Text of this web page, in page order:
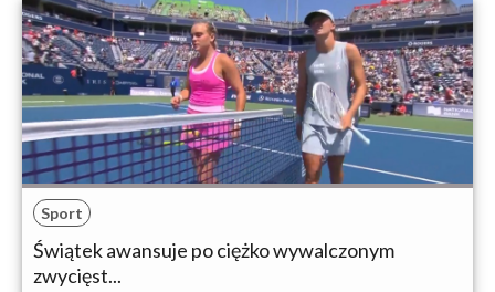
Sport
Świątek awansuje po ciężko wywalczonym
zwycięst...